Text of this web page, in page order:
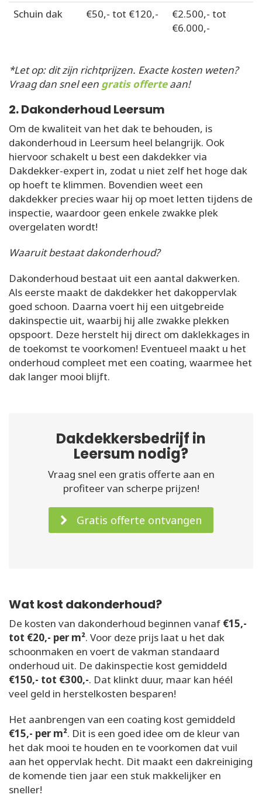
Schuin dak €50,- tot €120,-
€2.500,- tot
€6.000,-
*Let op: dit zijn richtprijzen. Exacte kosten weten?
Vraag dan snel een gratis offerteaan!
2. Dakonderhoud Leersum
Om de kwaliteit van het dak te behouden, is
dakonderhoud in Leersum heel belangrijk. Ook
hiervoor schakelt u best een dakdekker via
Dakdekker-expert in, zodat u niet zelf het hoge dak
op hoeft te klimmen. Bovendien weet een
dakdekker precies waar hij op moet letten tijdens de
inspectie, waardoor geen enkele zwakke plek
overgelaten wordt!
Waaruit bestaat dakonderhoud?
Dakonderhoud bestaat uit een aantal dakwerken.
Als eerste maakt de dakdekker het dakoppervlak
goed schoon. Daarna voert hij een uitgebreide
dakinspectie uit, waarbij hij alle zwakke plekken
opspoort. Deze herstelt hij direct om daklekkages in
de toekomst te voorkomen! Eventueel maakt u het
onderhoud compleet met een coating, waarmee het
dak langer mooi blijft.
Dakdekkersbedrijf in
Leersum nodig?
Vraag snel een gratis offerte aan en
profiteer van scherpe prijzen!
Gratis offerte ontvangen
Wat kost dakonderhoud?
De kosten van dakonderhoud beginnen vanaf €15,-
tot €20,- per m². Voor deze prijs laat u het dak
schoonmaken en voert de vakman standaard
onderhoud uit. De dakinspectie kost gemiddeld
€150,- tot €300,-. Dat klinkt duur, maar kan héél
veel geld in herstelkosten besparen!
Het aanbrengen van een coating kost gemiddeld
€15,- per m². Dit is een goed idee om de kleur van
het dak mooi te houden en te voorkomen dat vuil
aan het oppervlak hecht. Dit maakt een dakreiniging
de komende tien jaar een stuk makkelijker en
sneller!